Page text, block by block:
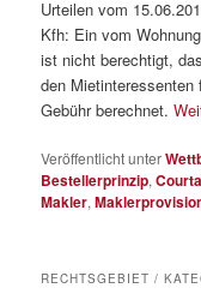
Urteilen vom
Kfh: Ein vom
ist nicht berechtigt,
den Mietinteressenten
Gebühr berechnet.
Veröffentlicht unter
Bestellerprinzip,
Makler,
RECHTSGEBIET /